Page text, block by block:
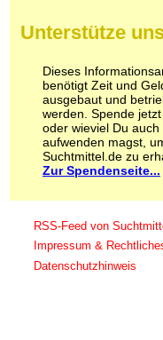
Pilze
Psychopharmaka
Schlafmittel
Schmerzmittel
Schnüffelstoffe
Spice
Sucht / Süchte
Alkoholsucht
Co-Abhängigkeit
Computersucht
Ess-Brechsucht
Essstörungen
Fernsehsucht
Unterstütze
Dieses
benötigt Zeit und
ausgebaut und
werden. Spende
oder wieviel Du auch
aufwenden magst,
Suchtmittel.de zu
Zur Spendenseite...
RSS-Feed von
Impressum &
Datenschutzhinweis